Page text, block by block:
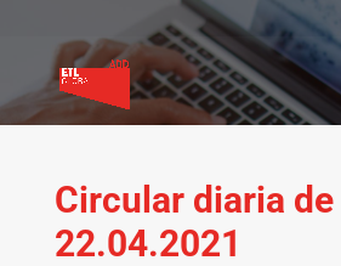
Circular diaria de
22.04.2021